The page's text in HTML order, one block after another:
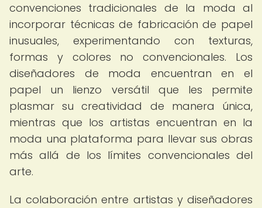
convenciones tradicionales de la moda al
incorporar técnicas de fabricación de papel
inusuales, experimentando con texturas,
formas y colores no convencionales. Los
diseñadores de moda encuentran en el
papel un lienzo versátil que les permite
plasmar su creatividad de manera única,
mientras que los artistas encuentran en la
moda una plataforma para llevar sus obras
más allá de los límites convencionales del
arte.
La colaboración entre artistas y diseñadores